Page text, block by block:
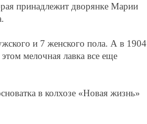
принадлежит дворянке Марии
и 7 женского пола. А в 1904
мелочная лавка все еще
в колхозе «Новая жизнь»